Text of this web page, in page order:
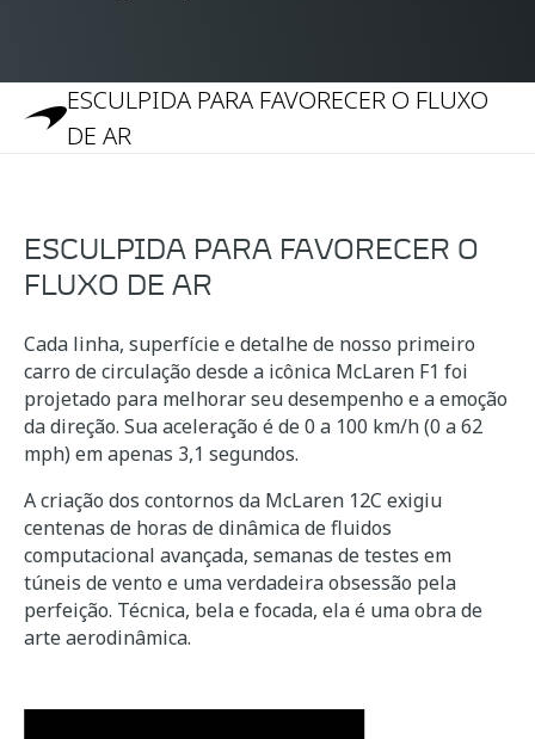
ESCULPIDA PARA FAVORECER O FLUXO
DE AR
ESCULPIDA PARA FAVORECER O
FLUXO DE AR
Cada linha, superfície e detalhe de nosso primeiro
carro de circulação desde a icônica McLaren F1 foi
projetado para melhorar seu desempenho e a emoção
da direção. Sua aceleração é de 0 a 100 km/h (0 a 62
mph) em apenas 3,1 segundos.
A criação dos contornos da McLaren 12C exigiu
centenas de horas de dinâmica de fluidos
computacional avançada, semanas de testes em
túneis de vento e uma verdadeira obsessão pela
perfeição. Técnica, bela e focada, ela é uma obra de
arte aerodinâmica.